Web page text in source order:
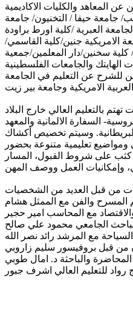
المعاهد والكليات الاكاديمية
جامعة حيفا / التخنيون/ جامعة
العبرية /كلية اورط براودة
الامريكية جنين/كلية القاسمي/
سخنين/دار المعلمين/جمعية
والجامعات الفلسطينية
للشرح عن التعليم في الجامعة
بالتعليم العالي خارج البلاد
السفارة الالمانية والمعهد
وسيتم تخصيص أكشاك
تعليمية متنوعة بحضور
على شروط القبول، المسار
من قبل العديد من الشخصيات
المسرح والفن مع الممثل هشام
مع المحاسب امير حجير
الجامعي محمود علي صالح
مع المرشد رائد نصر الله
من قبل بروفيسور سليم زاروبي
والباحثة د. امال طوبي